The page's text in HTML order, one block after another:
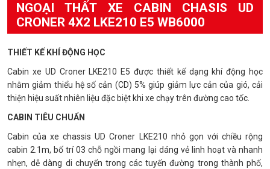
NGOẠI THẤT XE CABIN CHASIS UD
CRONER 4X2 LKE210 E5 WB6000
THIẾT KẾ KHÍ ĐỘNG HỌC
Cabin xe UD Croner LKE210 E5 được thiết kế dạng khí động học
nhằm giảm thiểu hệ số cản (CD) 5% giúp giảm lực cản của gió, cải
thiện hiệu suất nhiên liệu đặc biệt khi xe chạy trên đường cao tốc.
CABIN TIÊU CHUẨN
Cabin của xe chassis UD Croner LKE210 nhỏ gọn với chiều rộng
cabin 2.1m, bố trí 03 chỗ ngồi mang lại dáng vẻ linh hoạt và nhanh
nhẹn, dễ dàng di chuyển trong các tuyến đường trong thành phố,